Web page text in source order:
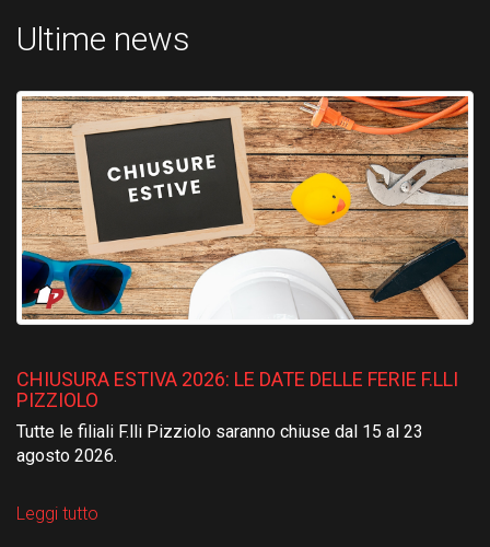
Ultime news
CHIUSURA ESTIVA 2026: LE DATE DELLE FERIE F.LLI
PIZZIOLO
Tutte le filiali F.lli Pizziolo saranno chiuse dal 15 al 23
agosto 2026.
Leggi tutto